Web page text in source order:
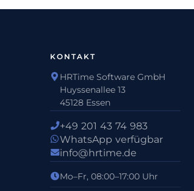
KONTAKT
HRTime Software GmbH
Huyssenallee 13
45128 Essen
+49 201 43 74 983
WhatsApp verfügbar
info@hrtime.de
Mo–Fr, 08:00–17:00 Uhr